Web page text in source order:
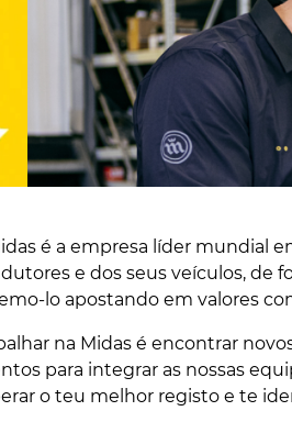
é a empresa líder mundial
e dos seus veículos, de
lo apostando em valores
na Midas é encontrar
para integrar as nossas
o teu melhor registo e te